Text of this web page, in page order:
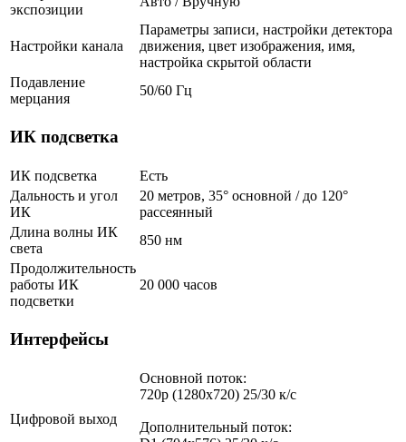
экспозиции
Настройки канала
Параметры записи, настройки детектора
движения, цвет изображения, имя,
настройка скрытой области
Подавление
мерцания
50/60 Гц
ИК подсветка
ИК подсветка
Есть
Дальность и угол
ИК
20 метров, 35° основной / до 120°
рассеянный
Длина волны ИК
света
850 нм
Продолжительность
работы ИК
подсветки
20 000 часов
Интерфейсы
Цифровой выход
Основной поток:
720p (1280x720) 25/30 к/с
Дополнительный поток: